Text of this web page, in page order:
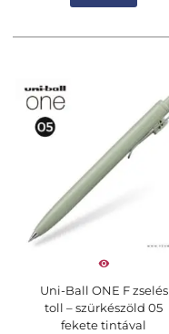
Uni-Ball ONE F zselés
toll – szürkészöld 05
fekete tintával